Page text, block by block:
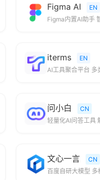
Figma AI
EN
Figma内置AI助手
iterms
EN
AI工具聚合平台 多
问小白
CN
轻量化AI问答工具
文心一言
CN
百度自研大模型 多